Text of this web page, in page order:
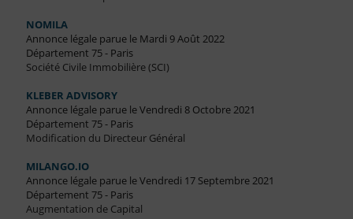
NOMILA
Annonce légale parue le Mardi 9 Août 2022
Département 75 - Paris
Société Civile Immobilière (SCI)
KLEBER ADVISORY
Annonce légale parue le Vendredi 8 Octobre 2021
Département 75 - Paris
Modification du Directeur Général
MILANGO.IO
Annonce légale parue le Vendredi 17 Septembre 2021
Département 75 - Paris
Augmentation de Capital